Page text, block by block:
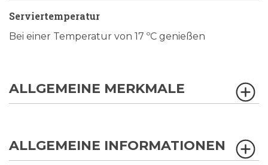
Serviertemperatur
Bei einer Temperatur von 17 ºC genießen
ALLGEMEINE MERKMALE
ALLGEMEINE INFORMATIONEN